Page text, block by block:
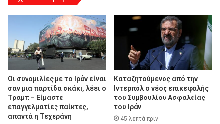
η
Οι συνομιλίες με το Ιράν είναι
σαν μια παρτίδα σκάκι, λέει ο
Τραμπ – Είμαστε
επαγγελματίες παίκτες,
απαντά η Τεχεράνη
Καταζητούμενος από την
Ιντερπόλ ο νέος επικεφαλής
του Συμβουλίου Ασφαλείας
του Ιράν
45 λεπτά πρίν